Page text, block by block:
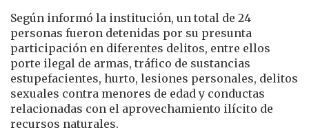
Según informó la institución, un total de 24
personas fueron detenidas por su presunta
participación en diferentes delitos, entre ellos
porte ilegal de armas, tráfico de sustancias
estupefacientes, hurto, lesiones personales, delitos
sexuales contra menores de edad y conductas
relacionadas con el aprovechamiento ilícito de
recursos naturales.